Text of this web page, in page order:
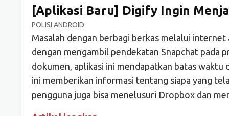
[Aplikasi Baru] Digify Ingin
POLISI ANDROID
Masalah dengan berbagi berkas melalui
dengan mengambil pendekatan Snapchat pada
dokumen, aplikasi ini mendapatkan batas
ini memberikan informasi tentang siapa yang
pengguna juga bisa menelusuri Dropbox dan